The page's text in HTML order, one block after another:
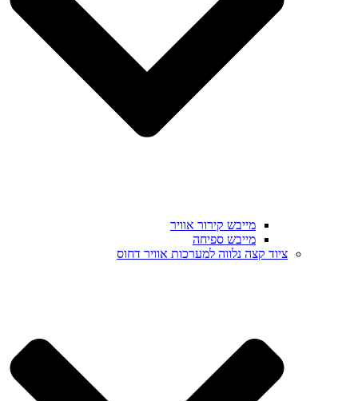
מייבש קירור אוויר
מייבש ספיחה
ציוד קצה נלווה למערכות אוויר דחוס